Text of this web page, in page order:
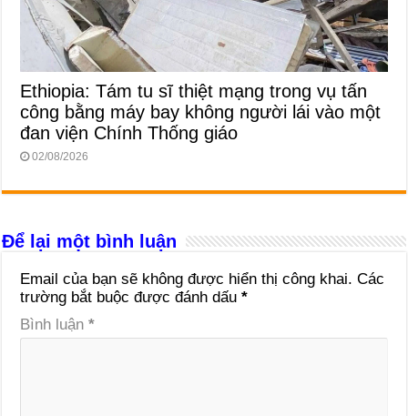
Ethiopia: Tám tu sĩ thiệt mạng trong vụ tấn
công bằng máy bay không người lái vào một
đan viện Chính Thống giáo
02/08/2026
Để lại một bình luận
Email của bạn sẽ không được hiển thị công khai. Các
trường bắt buộc được đánh dấu*
Bình luận*